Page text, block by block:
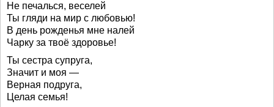
Не печалься, веселей
Ты гляди на мир с любовью!
В день рожденья мне налей
Чарку за твоё здоровье!
Ты сестра супруга,
Значит и моя —
Верная подруга,
Целая семья!